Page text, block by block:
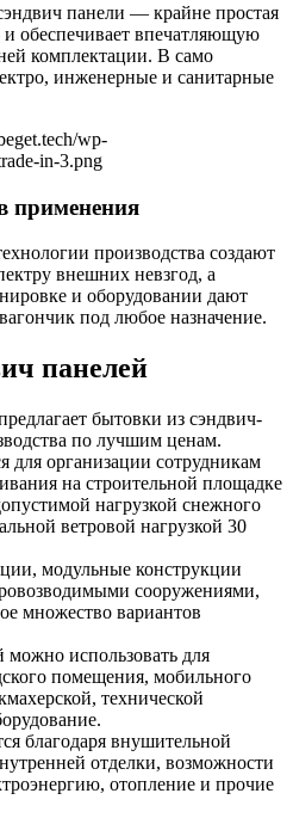
панели — крайне простая
обеспечивает впечатляющую
комплектации. В само
инженерные и санитарные
применения
производства создают
внешних невзгод, а
и оборудовании дают
под любое назначение.
панелей
бытовки из сэндвич-
по лучшим ценам.
организации сотрудникам
на строительной площадке
нагрузкой снежного
ветровой нагрузкой 30
модульные конструкции
сооружениями,
множество вариантов
можно использовать для
помещения, мобильного
технической
благодаря внушительной
отделки, возможности
отопление и прочие